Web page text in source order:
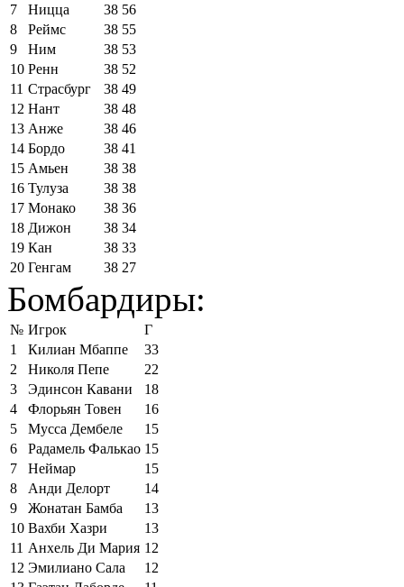
7
Ницца 38 56
8
Реймс 38 55
9
Ним 38 53
10 Ренн 38 52
11 Страсбург 38 49
12 Нант 38 48
13 Анже 38 46
14 Бордо 38 41
15 Амьен 38 38
16 Тулуза 38 38
17 Монако 38 36
18 Дижон 38 34
19 Кан 38 33
20 Генгам 38 27
Бомбардиры:
№ Игрок
Г
1
Килиан Мбаппе
33
2
Николя Пепе
22
3
Эдинсон Кавани
18
4
Флорьян Товен
16
5
Мусса Дембеле
15
6
Радамель Фалькао 15
7
Неймар
15
8
Анди Делорт
14
9
Жонатан Бамба
13
10 Вахби Хазри
13
11 Анхель Ди Мария 12
12 Эмилиано Сала
12